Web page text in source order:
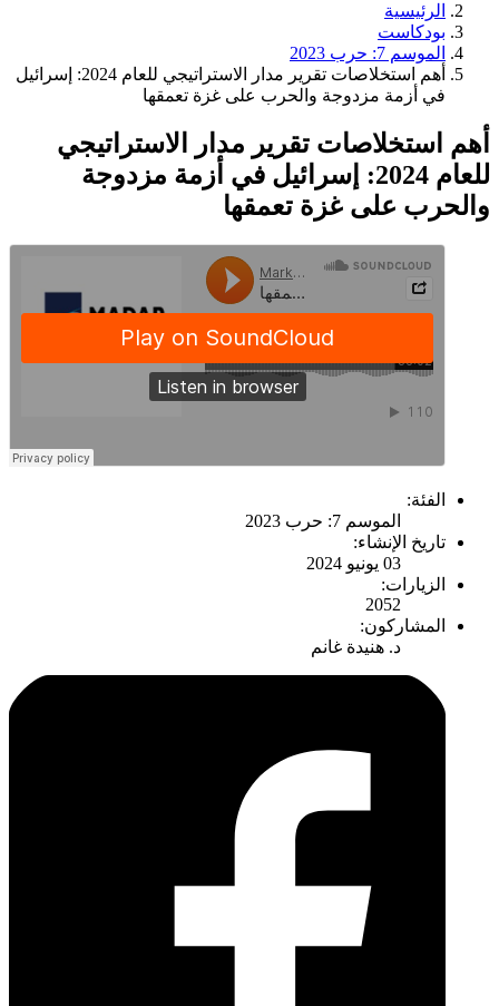
الرئيسية
بودكاست
الموسم 7: حرب 2023
أهم استخلاصات تقرير مدار الاستراتيجي للعام 2024: إسرائيل
في أزمة مزدوجة والحرب على غزة تعمقها
أهم استخلاصات تقرير مدار الاستراتيجي
للعام 2024: إسرائيل في أزمة مزدوجة
والحرب على غزة تعمقها
الفئة:
الموسم 7: حرب 2023
تاريخ الإنشاء:
03 يونيو 2024
الزيارات:
2052
المشاركون:
د. هنيدة غانم